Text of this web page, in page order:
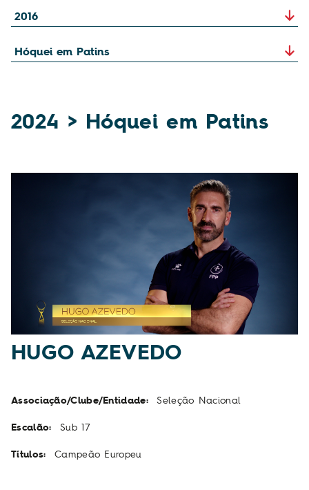
2024 > Hóquei em Patins
HUGO AZEVEDO
Associação/Clube/Entidade: Seleção Nacional
Escalão: Sub 17
Títulos: Campeão Europeu